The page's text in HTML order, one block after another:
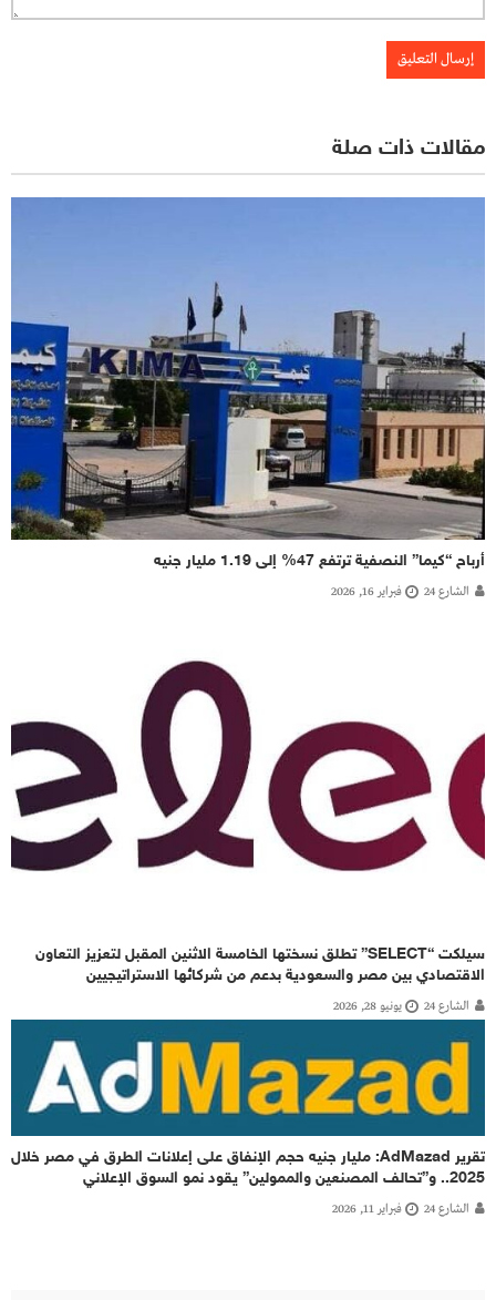
مقالات ذات صلة
أرباح “كيما” النصفية ترتفع 47% إلى 1.19 مليار جنيه
الشارع 24 فبراير 16, 2026
سيلكت “SELECT” تطلق نسختها الخامسة الاثنين المقبل لتعزيز التعاون
الاقتصادي بين مصر والسعودية بدعم من شركائها الاستراتيجيين
الشارع 24 يونيو 28, 2026
تقرير AdMazad: مليار جنيه حجم الإنفاق على إعلانات الطرق في مصر خلال
2025.. و”تحالف المصنعين والممولين” يقود نمو السوق الإعلاني
الشارع 24 فبراير 11, 2026